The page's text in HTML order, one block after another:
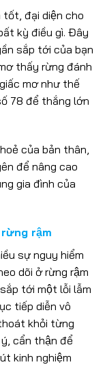
đại diện cho
kỳ điều gì. Đây
sắp tới của bạn
thấy rừng đánh
mơ như thế
78 để thắng lớn
của bản thân,
để nâng cao
gia đình của
rậm
sự nguy hiểm
dõi ở rừng rậm
tới một lỗi lẫm
tiếp diễn vô
khỏi từng
cẩn thận để
kinh nghiệm